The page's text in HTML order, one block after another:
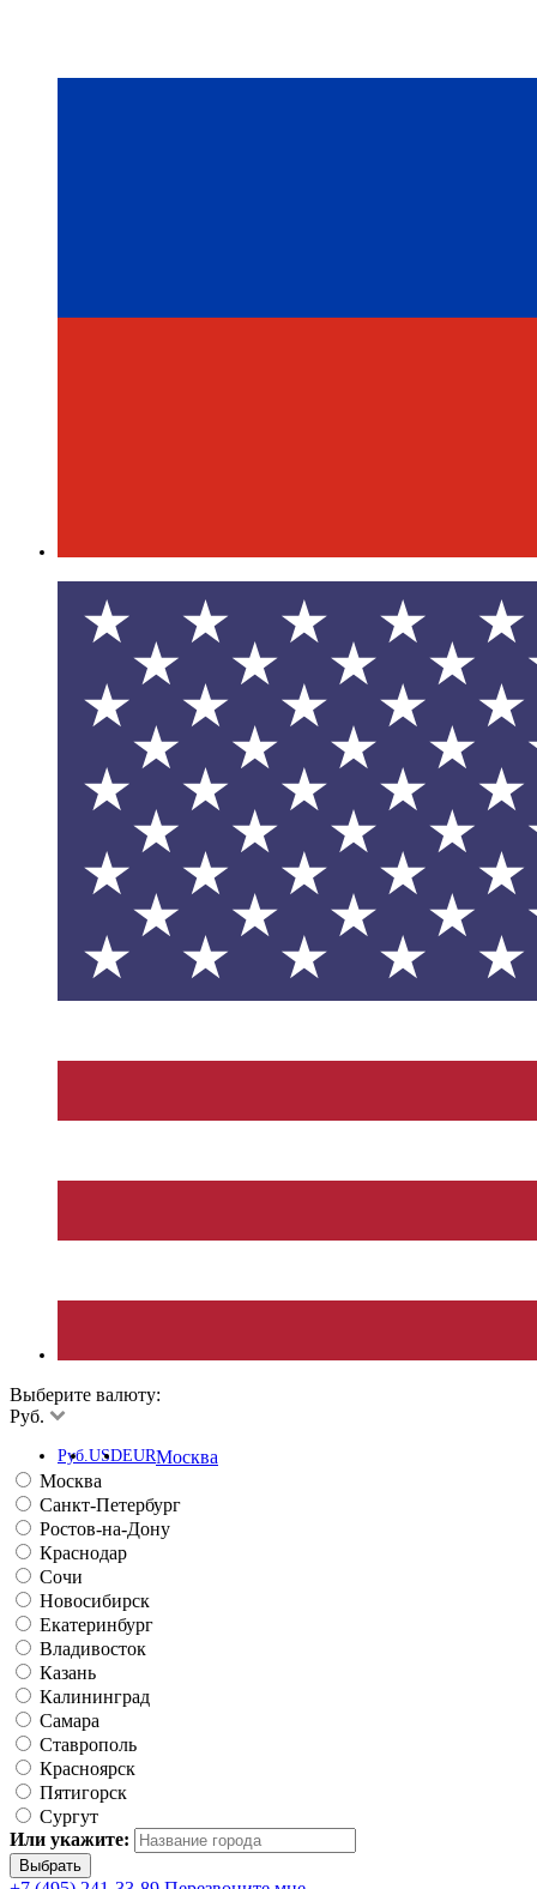
Выберите валюту:
Руб.
Руб.USDEURМосква
Москва
Санкт-Петербург
Ростов-на-Дону
Краснодар
Сочи
Новосибирск
Екатеринбург
Владивосток
Казань
Калининград
Самара
Ставрополь
Красноярск
Пятигорск
Сургут
Или укажите: